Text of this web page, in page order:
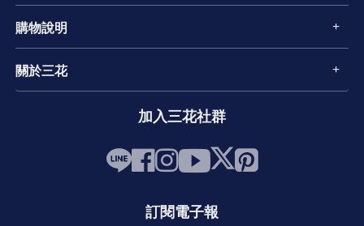
購物說明
關於三花
加入三花社群
訂閱電子報